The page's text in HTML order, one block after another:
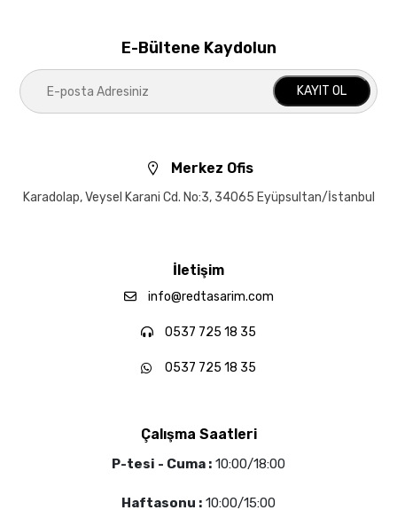
E-Bültene Kaydolun
KAYIT OL
Merkez Ofis
Karadolap, Veysel Karani Cd. No:3, 34065 Eyüpsultan/İstanbul
İletişim
info@redtasarim.com
0537 725 18 35
0537 725 18 35
Çalışma Saatleri
P-tesi - Cuma : 10:00/18:00
Haftasonu : 10:00/15:00